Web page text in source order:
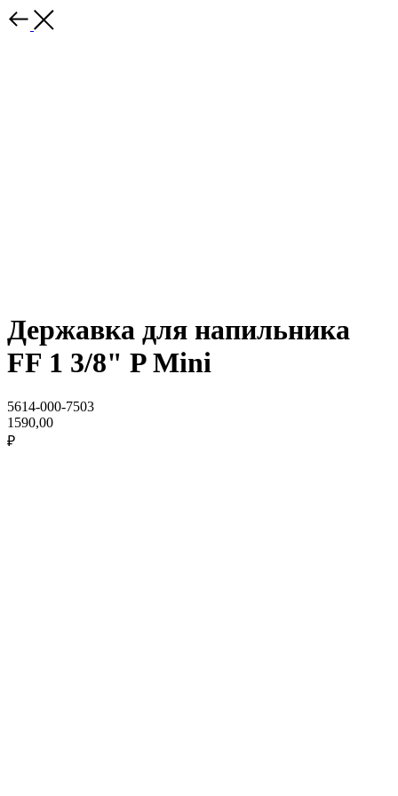
Державка для напильника
FF 1 3/8" P Mini
5614-000-7503
1590,00
₽